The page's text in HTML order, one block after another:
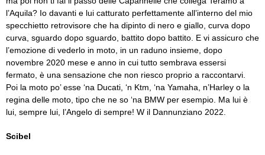
l’Aquila? Io davanti e lui catturato perfettamente all’interno del mio
specchietto retrovisore che ha dipinto di nero e giallo, curva dopo
curva, sguardo dopo sguardo, battito dopo battito. E vi assicuro che
l’emozione di vederlo in moto, in un raduno insieme, dopo
novembre 2020 mese e anno in cui tutto sembrava essersi
fermato, è una sensazione che non riesco proprio a raccontarvi.
Poi la moto po’ esse ‘na Ducati, ‘n Ktm, ‘na Yamaha, n’Harley o la
regina delle moto, tipo che ne so ‘na BMW per esempio. Ma lui è
lui, sempre lui, l’Angelo di sempre! W il Dannunziano 2022.
Scibel